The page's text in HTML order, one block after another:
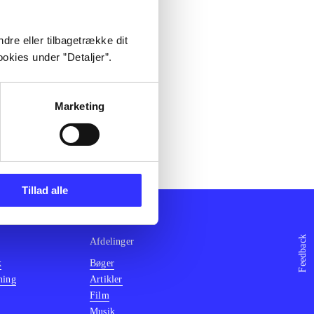
eller tilbagetrække dit
under ”Detaljer”.
Marketing
Tillad alle
Feedback
Afdelinger
Bøger
Artikler
Film
Musik